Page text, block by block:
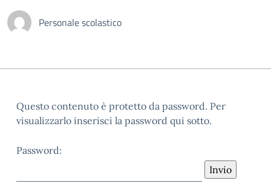
Personale scolastico
Questo contenuto è protetto da password. Per
visualizzarlo inserisci la password qui sotto.
Password: